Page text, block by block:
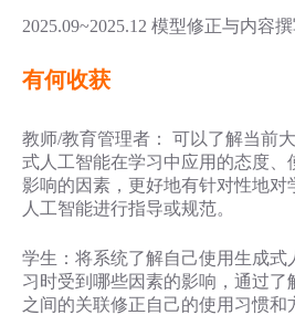
2025.09~2025.12 模型修正与内容
有何收获
教师/教育管理者： 可以了解当前
式人工智能在学习中应用的态度、
影响的因素，更好地有针对性地对
人工智能进行指导或规范。
学生：将系统了解自己使用生成式
习时受到哪些因素的影响，通过了
之间的关联修正自己的使用习惯和